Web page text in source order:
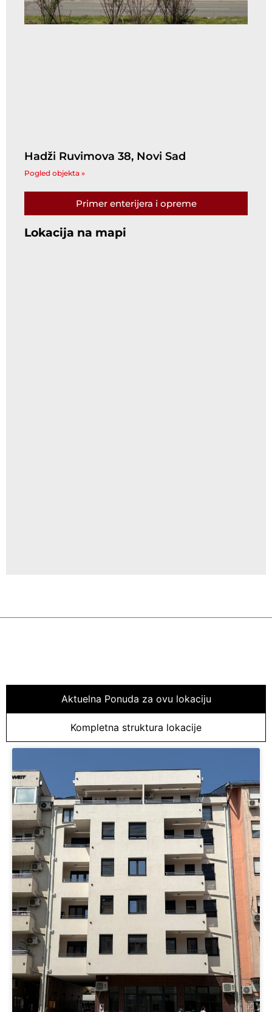
Hadži Ruvimova 38, Novi Sad
Pogled objekta »
Primer enterijera i opreme
Lokacija na mapi
Aktuelna Ponuda za ovu lokaciju
Kompletna struktura lokacije